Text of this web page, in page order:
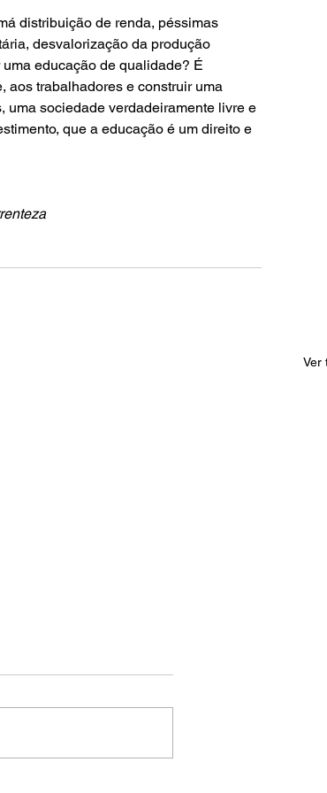
distribuição de renda, péssimas
desvalorização da produção
educação de qualidade? É
aos trabalhadores e construir uma
uma sociedade verdadeiramente livre e
que a educação é um direito e
Ver